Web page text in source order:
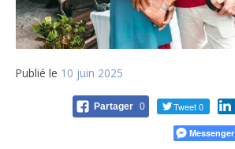
Publié le 10 juin 2025
Partager 0 Tweet 0
Messenger